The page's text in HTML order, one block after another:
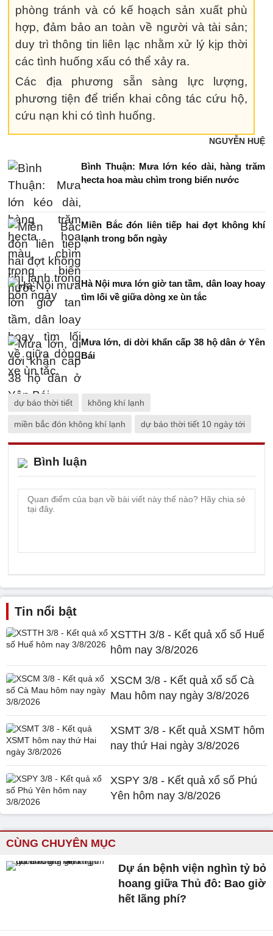
phòng tránh và có kế hoạch sản xuất phù
hợp, đảm bảo an toàn về người và tài sản;
duy trì thông tin liên lạc nhằm xử lý kịp thời
các tình huống xấu có thể xảy ra.
Các địa phương sẵn sàng lực lượng,
phương tiện để triển khai công tác cứu hộ,
cứu nạn khi có tình huống.
NGUYỄN HUỆ
Bình Thuận: Mưa lớn kéo dài, hàng trăm
hecta hoa màu chìm trong biển nước
Miền Bắc đón liên tiếp hai đợt không khí
lạnh trong bốn ngày
Hà Nội mưa lớn giờ tan tầm, dân loay hoay
tìm lối về giữa dòng xe ùn tắc
Mưa lớn, di dời khẩn cấp 38 hộ dân ở Yên
Bái
dự báo thời tiết không khí lạnh
miền bắc đón không khí lạnh dự báo thời tiết 10 ngày tới
Bình luận
Tin nổi bật
XSTTH 3/8 - Kết quả xổ số Huế
hôm nay 3/8/2026
XSCM 3/8 - Kết quả xổ số Cà
Mau hôm nay ngày 3/8/2026
XSMT 3/8 - Kết quả XSMT hôm
nay thứ Hai ngày 3/8/2026
XSPY 3/8 - Kết quả xổ số Phú
Yên hôm nay 3/8/2026
CÙNG CHUYÊN MỤC
Dự án bệnh viện nghìn tỷ bỏ
hoang giữa Thủ đô: Bao giờ
hết lãng phí?